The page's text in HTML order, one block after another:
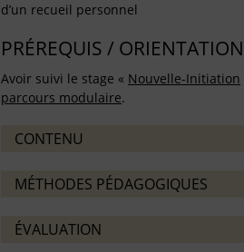
d’un recueil personnel
PRÉREQUIS / ORIENTATION
Avoir suivi le stage « Nouvelle-Initiation
parcours modulaire.
CONTENU
MÉTHODES PÉDAGOGIQUES
ÉVALUATION